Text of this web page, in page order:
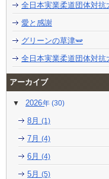
全日本実業柔道団体対抗
愛と感謝
グリーンの草津🫛
全日本実業柔道団体対抗
アーカイブ
2026 (30)
8月 (1)
7月 (4)
6月 (4)
5月 (5)